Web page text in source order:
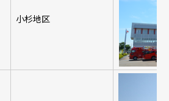
小杉地区